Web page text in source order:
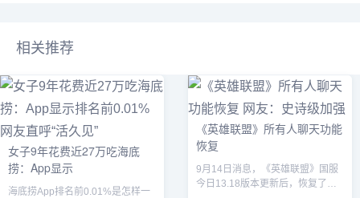
相关推荐
女子9年花费近27万吃海底
捞：App显示
海底捞App排名前0.01%是怎样一
《英雄联盟》所有人聊天功能
恢复
9月14日消息，《英雄联盟》国服
今日13.18版本更新后，恢复了所